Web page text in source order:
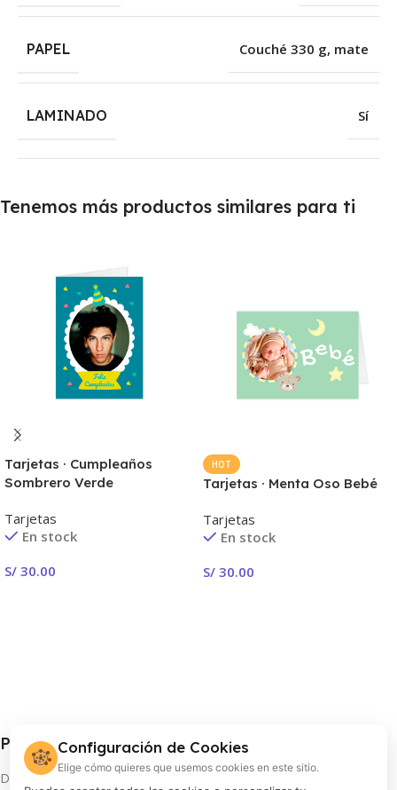
PAPEL Couché 330 g, mate
LAMINADO Sí
Tenemos más productos similares para ti
Tarjetas · Cumpleaños
Sombrero Verde
Tarjetas
En stock
S/ 30.00
HOT
Tarjetas · Menta Oso Bebé
Tarjetas
En stock
S/ 30.00
Procolor S.A.
Distribuidor oficial de FUJIFILM en Perú
🍪 Configuración de Cookies
Elige cómo quieres que usemos cookies en este sitio.